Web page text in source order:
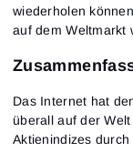
wiederholen
auf dem Weltmarkt
Das Internet hat
überall auf der
Aktienindizes